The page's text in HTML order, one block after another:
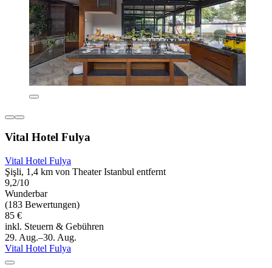
Vital Hotel Fulya
Vital Hotel Fulya
Şişli, 1,4 km von Theater Istanbul entfernt
9,2/10
Wunderbar
(183 Bewertungen)
85 €
inkl. Steuern & Gebühren
29. Aug.–30. Aug.
Vital Hotel Fulya